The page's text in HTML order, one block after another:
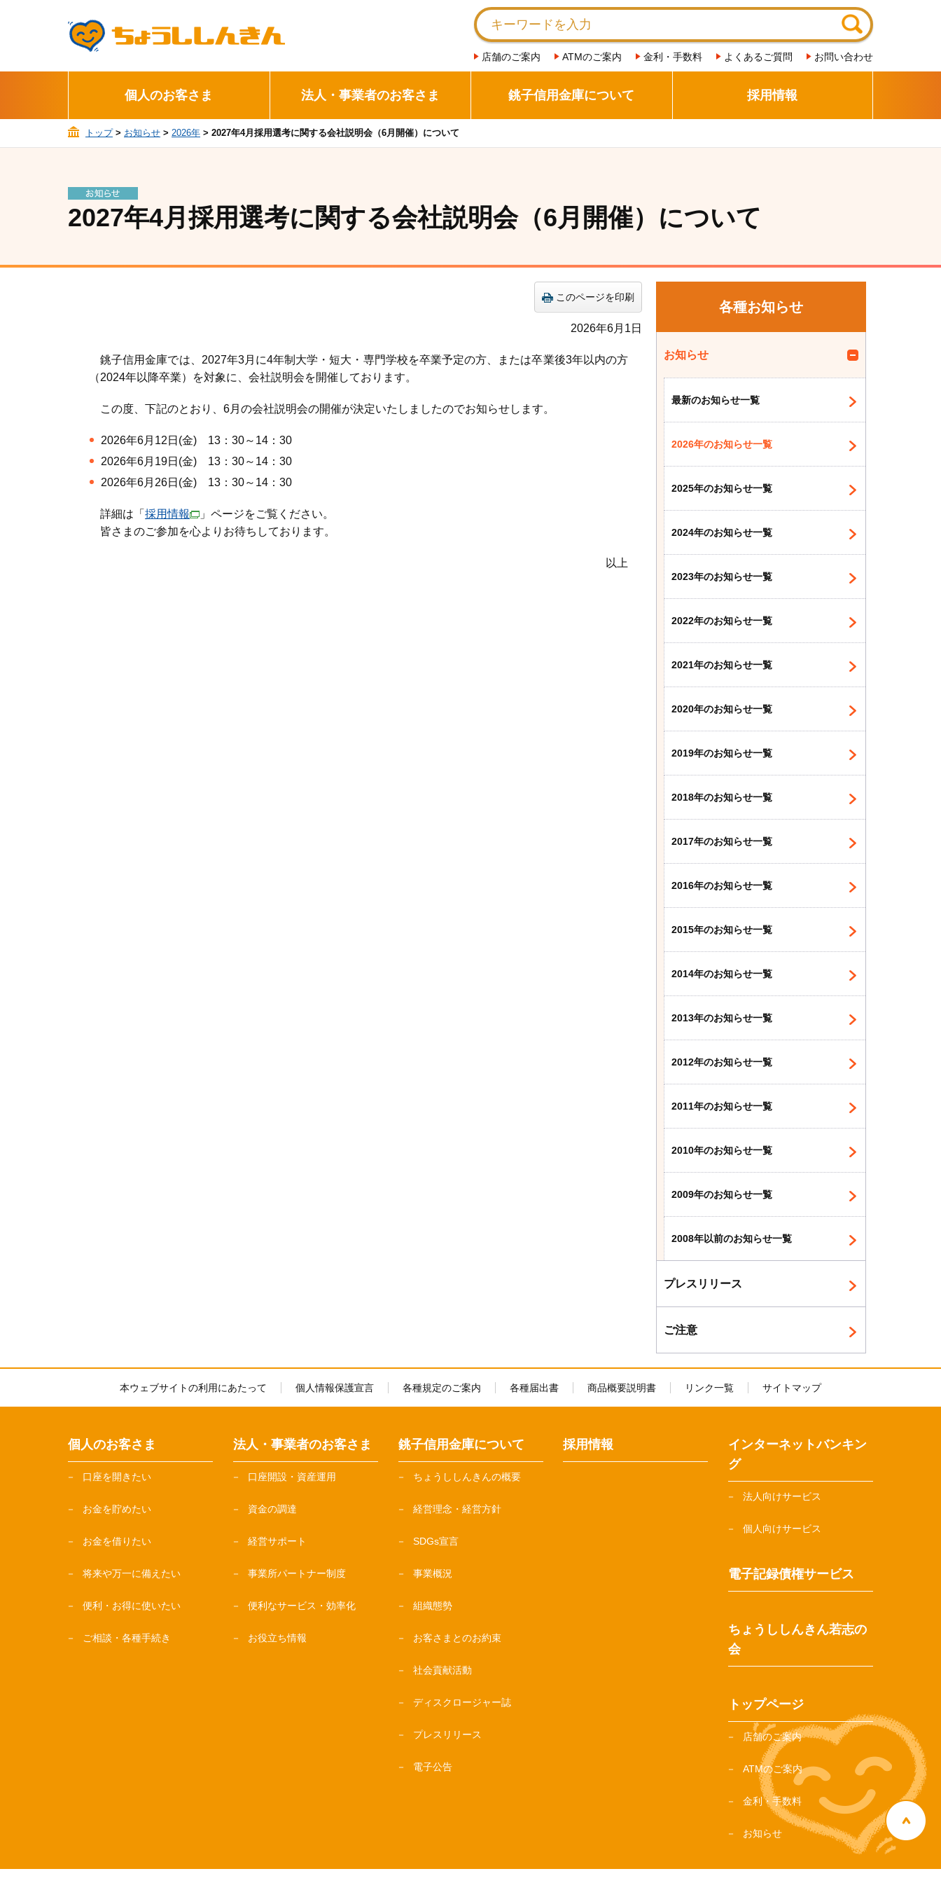
店舗のご案内 ATMのご案内 金利・手数料 よくあるご質問 お問い合わせ
個人のお客さま 法人・事業者のお客さま 銚子信用金庫について 採用情報
トップ> お知らせ > 2026年 > 2027年4月採用選考に関する会社説明会（6月開催）について
2027年4月採用選考に関する会社説明会（6月開催）について
このページを印刷
2026年6月1日
銚子信用金庫では、2027年3月に4年制大学・短大・専門学校を卒業予定の方、または卒業後3年以内の方
（2024年以降卒業）を対象に、会社説明会を開催しております。
この度、下記のとおり、6月の会社説明会の開催が決定いたしましたのでお知らせします。
2026年6月12日(金) 13：30～14：30
2026年6月19日(金) 13：30～14：30
2026年6月26日(金) 13：30～14：30
詳細は「 採用情報
」ページをご覧ください。
皆さまのご参加を心よりお待ちしております。
以上
各種お知らせ
お知らせ
最新のお知らせ一覧
2026年のお知らせ一覧
2025年のお知らせ一覧
2024年のお知らせ一覧
2023年のお知らせ一覧
2022年のお知らせ一覧
2021年のお知らせ一覧
2020年のお知らせ一覧
2019年のお知らせ一覧
2018年のお知らせ一覧
2017年のお知らせ一覧
2016年のお知らせ一覧
2015年のお知らせ一覧
2014年のお知らせ一覧
2013年のお知らせ一覧
2012年のお知らせ一覧
2011年のお知らせ一覧
2010年のお知らせ一覧
2009年のお知らせ一覧
2008年以前のお知らせ一覧
プレスリリース
ご注意
本ウェブサイトの利用にあたって 個人情報保護宣言 各種規定のご案内 各種届出書 商品概要説明書 リンク一覧 サイトマップ
個人のお客さま
口座を開きたい
お金を貯めたい
お金を借りたい
将来や万一に備えたい
便利・お得に使いたい
ご相談・各種手続き
法人・事業者のお客さま
口座開設・資産運用
資金の調達
経営サポート
事業所パートナー制度
便利なサービス・効率化
お役立ち情報
銚子信用金庫について
ちょうししんきんの概要
経営理念・経営方針
SDGs宣言
事業概況
組織態勢
お客さまとのお約束
社会貢献活動
ディスクロージャー誌
プレスリリース
電子公告
採用情報
インターネットバンキン
グ
法人向けサービス
個人向けサービス
電子記録債権サービス
ちょうししんきん若志の
会
トップページ
店舗のご案内
ATMのご案内
金利・手数料
お知らせ